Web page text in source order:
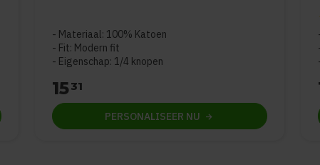
Materiaal: 100% Katoen
Fit: Modern fit
Eigenschap: 1/4 knopen
1531
PERSONALISEER NU